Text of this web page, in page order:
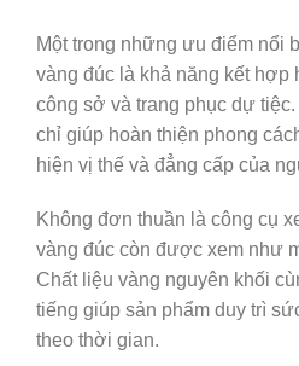
Một trong những ưu điểm nổi
vàng đúc là khả năng kết hợp
công sở và trang phục dự
chỉ giúp hoàn thiện phong
hiện vị thế và đẳng cấp của
Không đơn thuần là công cụ
vàng đúc còn được xem như
Chất liệu vàng nguyên khối
tiếng giúp sản phẩm duy trì
theo thời gian.